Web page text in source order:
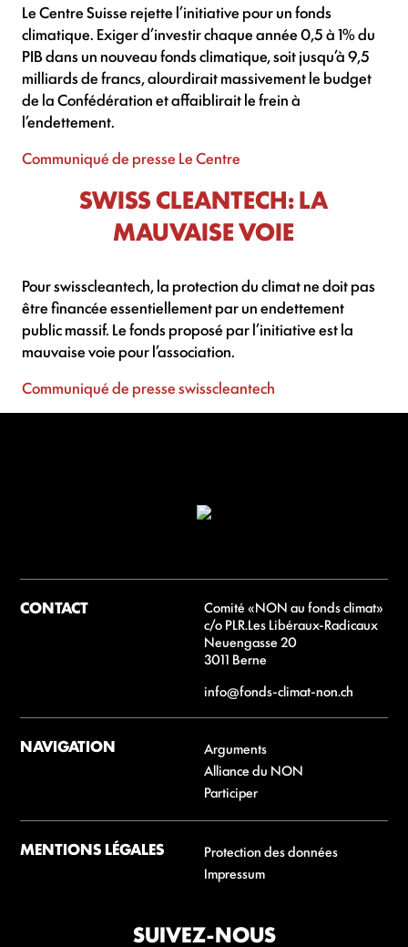
Le Centre Suisse rejette l’initiative pour un fonds
climatique. Exiger d’investir chaque année 0,5 à 1% du
PIB dans un nouveau fonds climatique, soit jusqu’à 9,5
milliards de francs, alourdirait massivement le budget
de la Confédération et affaiblirait le frein à
l’endettement.
Communiqué de presse Le Centre
SWISS CLEANTECH: LA
MAUVAISE VOIE
Pour swisscleantech, la protection du climat ne doit pas
être financée essentiellement par un endettement
public massif. Le fonds proposé par l’initiative est la
mauvaise voie pour l’association.
Communiqué de presse swisscleantech
CONTACT
Comité «NON au fonds climat»
c/o PLR.Les Libéraux-Radicaux
Neuengasse 20
3011 Berne
info@fonds-climat-non.ch
NAVIGATION
Arguments
Alliance du NON
Participer
MENTIONS LÉGALES
Protection des données
Impressum
SUIVEZ-NOUS